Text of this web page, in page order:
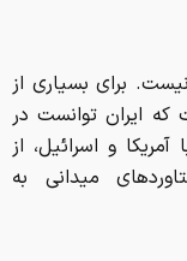
برای بسیاری از
که ایران توانست در
و اسرائیل، از
میدانی به